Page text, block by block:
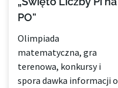
PO”
Olimpiada
matematyczna, gra
terenowa, konkursy i
spora dawka informacji o